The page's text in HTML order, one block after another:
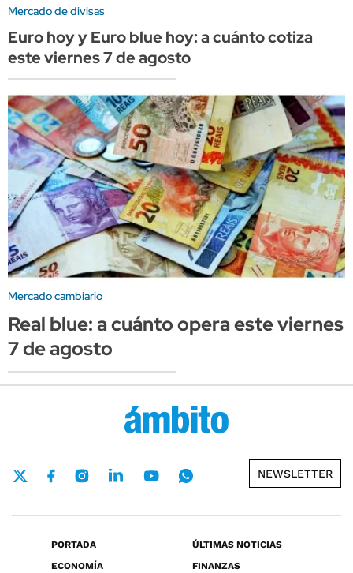
Mercado de divisas
Euro hoy y Euro blue hoy: a cuánto cotiza
este viernes 7 de agosto
Mercado cambiario
Real blue: a cuánto opera este viernes
7 de agosto
NEWSLETTER
PORTADA
ÚLTIMAS NOTICIAS
ECONOMÍA
FINANZAS